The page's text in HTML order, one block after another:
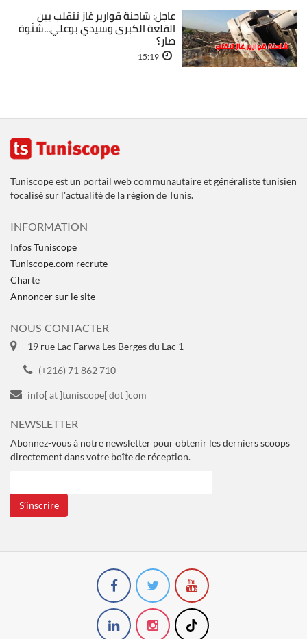
عاجل: شاحنة قوارير غاز تنقلب بين
القلعة الكبرى وسيدي بوعلي...شنّوة
صار؟
15:19
Tuniscope est un portail web communautaire et généraliste tunisien
focalisé sur l'actualité de la région de Tunis.
INFORMATION
Infos Tuniscope
Tuniscope.com recrute
Charte
Annoncer sur le site
NOUS CONTACTER
19 rue Lac Farwa Les Berges du Lac 1
(+216) 71 862 710
info[ at ]tuniscope[ dot ]com
NEWSLETTER
Abonnez-vous à notre newsletter pour obtenir les derniers scoops
directement dans votre boîte de réception.
S’inscrire